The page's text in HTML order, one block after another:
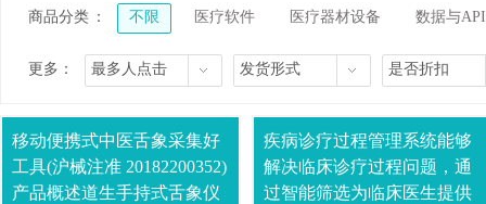
商品分类 ： 不限 医疗软件 医疗器材设备 数据与API
更多： 最多人点击 发货形式 是否折扣
移动便携式中医舌象采集好
工具(沪械注准 20182200352)
产品概述道生手持式舌象仪
疾病诊疗过程管理系统能够
解决临床诊疗过程问题，通
过智能筛选为临床医生提供